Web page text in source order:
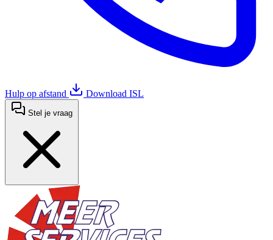
Hulp op afstand Download ISL
Stel je vraag